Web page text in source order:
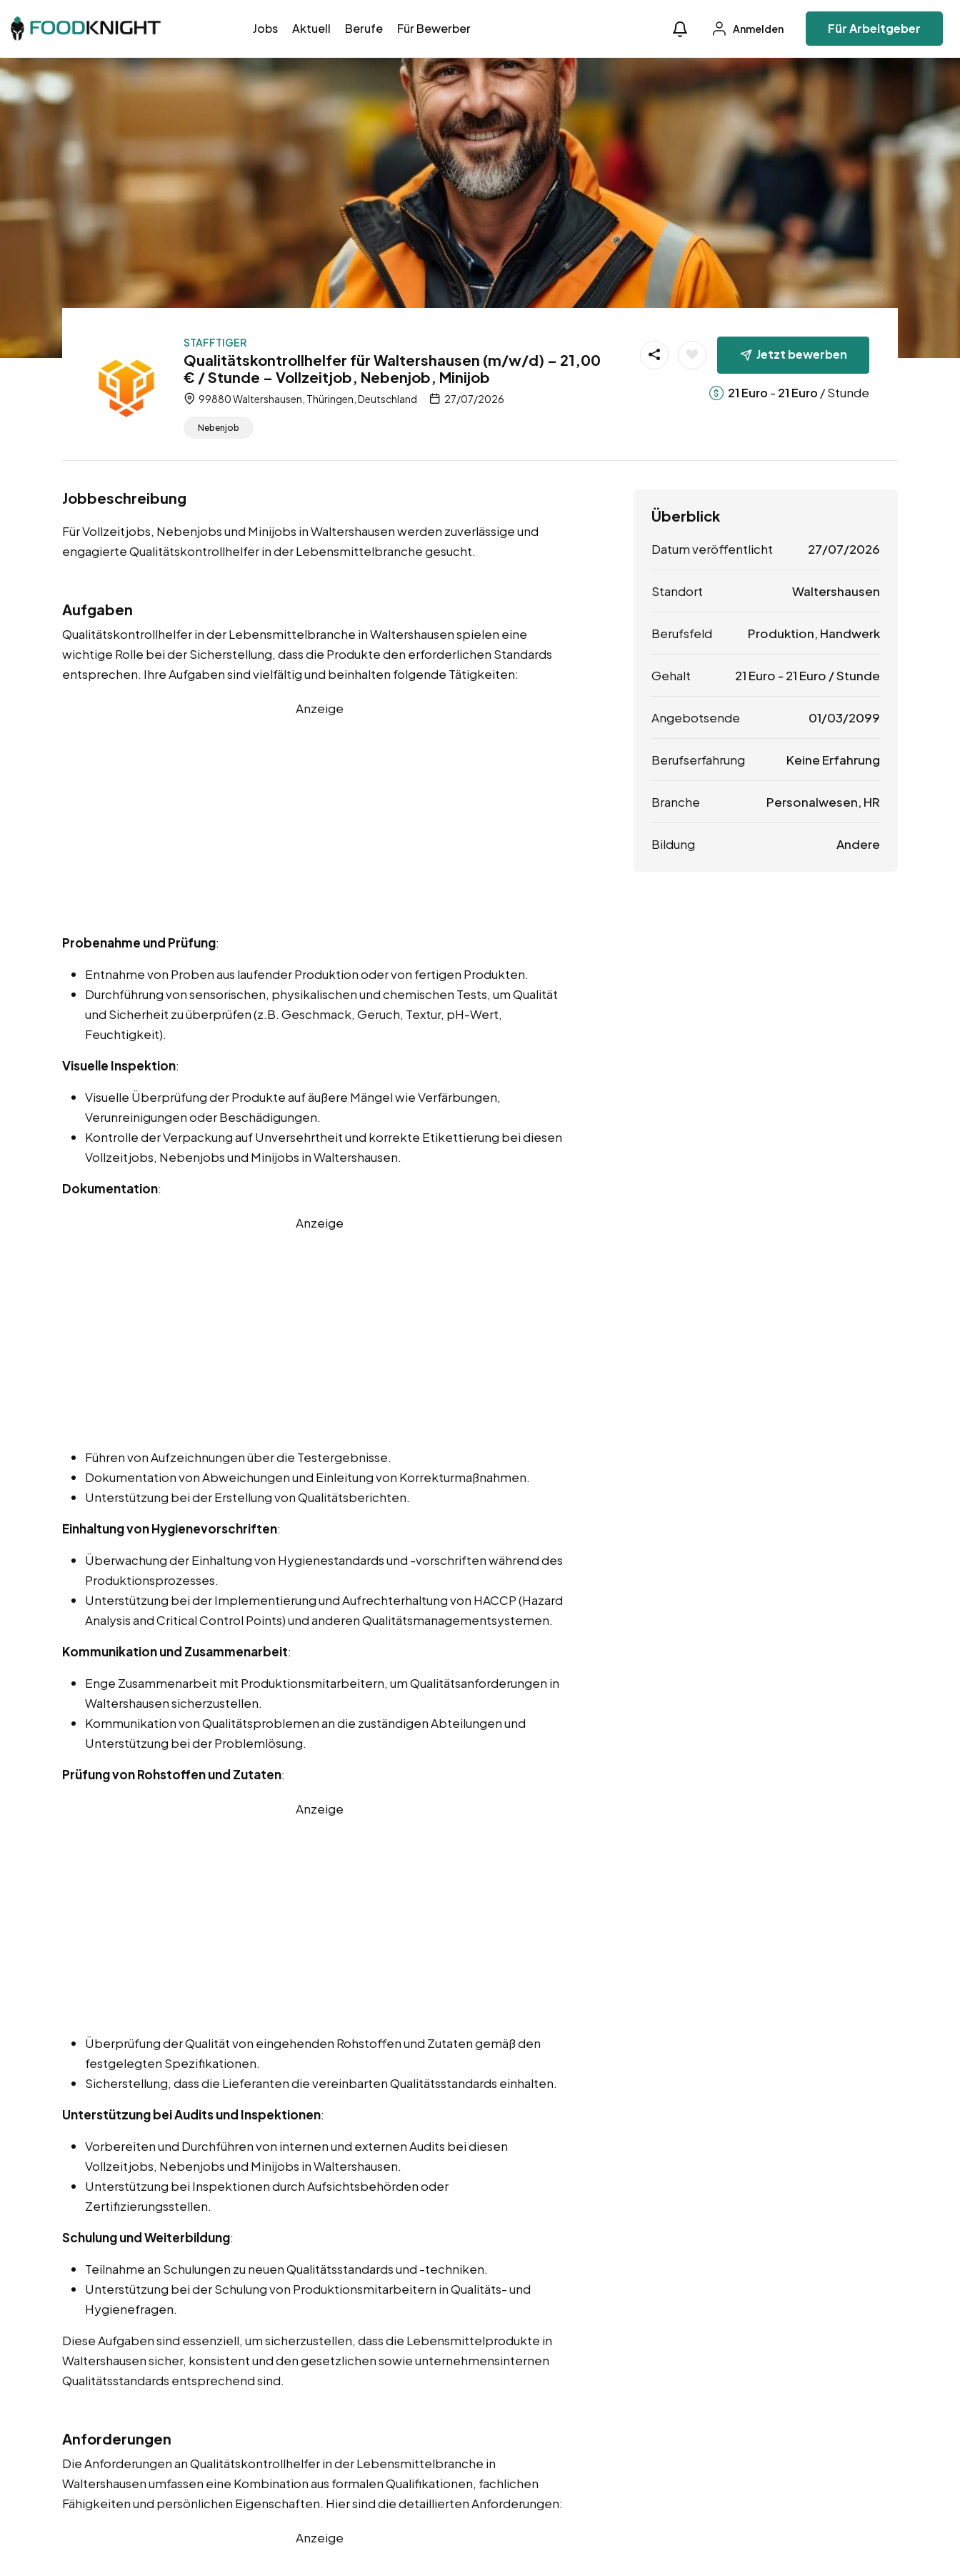
Jobs Aktuell Berufe Für Bewerber Anmelden Für Arbeitgeber
STAFFTIGER
Qualitätskontrollhelfer für Waltershausen (m/w/d) – 21,00
€ / Stunde – Vollzeitjob, Nebenjob, Minijob
99880 Waltershausen, Thüringen, Deutschland 27/07/2026
Nebenjob
Jetzt bewerben
21 Euro - 21 Euro / Stunde
Jobbeschreibung
Für Vollzeitjobs, Nebenjobs und Minijobs in Waltershausen werden zuverlässige und
engagierte Qualitätskontrollhelfer in der Lebensmittelbranche gesucht.
Aufgaben
Qualitätskontrollhelfer in der Lebensmittelbranche in Waltershausen spielen eine
wichtige Rolle bei der Sicherstellung, dass die Produkte den erforderlichen Standards
entsprechen. Ihre Aufgaben sind vielfältig und beinhalten folgende Tätigkeiten:
Anzeige
Probenahme und Prüfung:
Entnahme von Proben aus laufender Produktion oder von fertigen Produkten.
Durchführung von sensorischen, physikalischen und chemischen Tests, um Qualität
und Sicherheit zu überprüfen (z.B. Geschmack, Geruch, Textur, pH-Wert,
Feuchtigkeit).
Visuelle Inspektion:
Visuelle Überprüfung der Produkte auf äußere Mängel wie Verfärbungen,
Verunreinigungen oder Beschädigungen.
Kontrolle der Verpackung auf Unversehrtheit und korrekte Etikettierung bei diesen
Vollzeitjobs, Nebenjobs und Minijobs in Waltershausen.
Dokumentation:
Anzeige
Führen von Aufzeichnungen über die Testergebnisse.
Dokumentation von Abweichungen und Einleitung von Korrekturmaßnahmen.
Unterstützung bei der Erstellung von Qualitätsberichten.
Einhaltung von Hygienevorschriften:
Überwachung der Einhaltung von Hygienestandards und -vorschriften während des
Produktionsprozesses.
Unterstützung bei der Implementierung und Aufrechterhaltung von HACCP (Hazard
Analysis and Critical Control Points) und anderen Qualitätsmanagementsystemen.
Kommunikation und Zusammenarbeit:
Enge Zusammenarbeit mit Produktionsmitarbeitern, um Qualitätsanforderungen in
Waltershausen sicherzustellen.
Kommunikation von Qualitätsproblemen an die zuständigen Abteilungen und
Unterstützung bei der Problemlösung.
Prüfung von Rohstoffen und Zutaten:
Anzeige
Überprüfung der Qualität von eingehenden Rohstoffen und Zutaten gemäß den
festgelegten Spezifikationen.
Sicherstellung, dass die Lieferanten die vereinbarten Qualitätsstandards einhalten.
Unterstützung bei Audits und Inspektionen:
Vorbereiten und Durchführen von internen und externen Audits bei diesen
Vollzeitjobs, Nebenjobs und Minijobs in Waltershausen.
Unterstützung bei Inspektionen durch Aufsichtsbehörden oder
Zertifizierungsstellen.
Schulung und Weiterbildung:
Teilnahme an Schulungen zu neuen Qualitätsstandards und -techniken.
Unterstützung bei der Schulung von Produktionsmitarbeitern in Qualitäts- und
Hygienefragen.
Diese Aufgaben sind essenziell, um sicherzustellen, dass die Lebensmittelprodukte in
Waltershausen sicher, konsistent und den gesetzlichen sowie unternehmensinternen
Qualitätsstandards entsprechend sind.
Anforderungen
Die Anforderungen an Qualitätskontrollhelfer in der Lebensmittelbranche in
Waltershausen umfassen eine Kombination aus formalen Qualifikationen, fachlichen
Fähigkeiten und persönlichen Eigenschaften. Hier sind die detaillierten Anforderungen:
Anzeige
Überblick
Datum veröffentlicht 27/07/2026
Standort Waltershausen
Berufsfeld Produktion, Handwerk
Gehalt 21 Euro - 21 Euro / Stunde
Angebotsende 01/03/2099
Berufserfahrung Keine Erfahrung
Branche Personalwesen, HR
Bildung Andere